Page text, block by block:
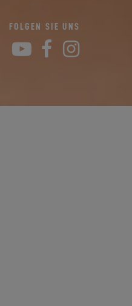
FOLGEN SIE UNS
YouTube
Facebook
Instagram